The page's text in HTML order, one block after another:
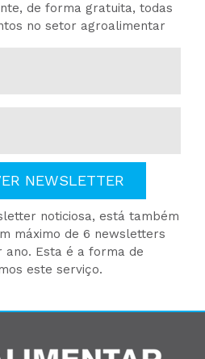
de forma gratuita, todas
no setor agroalimentar
NEWSLETTER
noticiosa, está também
máximo de 6 newsletters
ano. Esta é a forma de
este serviço.